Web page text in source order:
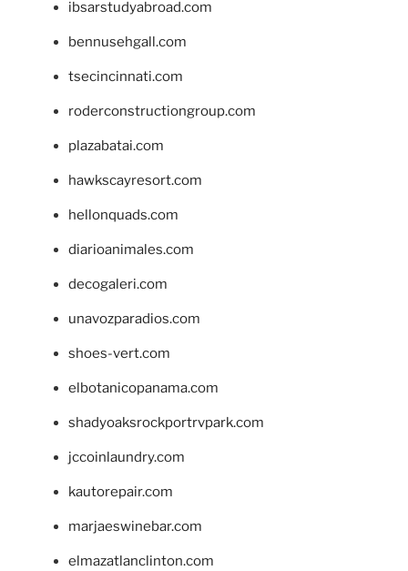
ibsarstudyabroad.com
bennusehgall.com
tsecincinnati.com
roderconstructiongroup.com
plazabatai.com
hawkscayresort.com
hellonquads.com
diarioanimales.com
decogaleri.com
unavozparadios.com
shoes-vert.com
elbotanicopanama.com
shadyoaksrockportrvpark.com
jccoinlaundry.com
kautorepair.com
marjaeswinebar.com
elmazatlanclinton.com